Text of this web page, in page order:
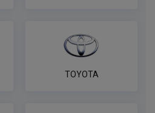
электрика к фаркопу
с блоком согласования
TOYOTA